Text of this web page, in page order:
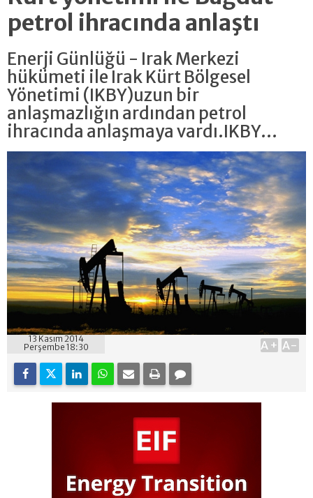
petrol ihracında anlaştı
Enerji Günlüğü - Irak Merkezi
hükümeti ile Irak Kürt Bölgesel
Yönetimi (IKBY)uzun bir
anlaşmazlığın ardından petrol
ihracında anlaşmaya vardı.IKBY...
13 Kasım 2014
Perşembe 18:30
A+ A-